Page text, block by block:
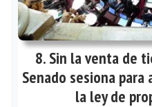
Sin la venta de
Senado sesiona
la ley de